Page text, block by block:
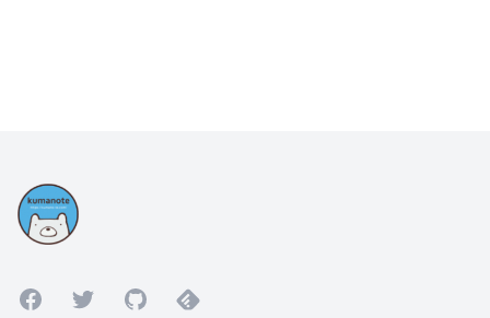
FacebookTwitterGitHubFeedly